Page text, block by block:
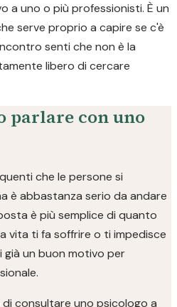
a uno o più professionisti. È un
serve proprio a capire se c'è
senti che non è la
libero di cercare
parlare con uno
che le persone si
è abbastanza serio da andare
è più semplice di quanto
vita ti fa soffrire o ti impedisce
già un buon motivo per
consultare uno psicologo a